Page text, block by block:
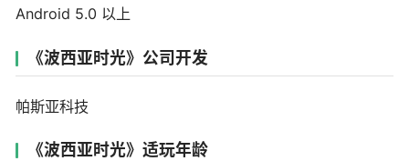
Android 5.0 以上
《波西亚时光》公司开发
帕斯亚科技
《波西亚时光》适玩年龄